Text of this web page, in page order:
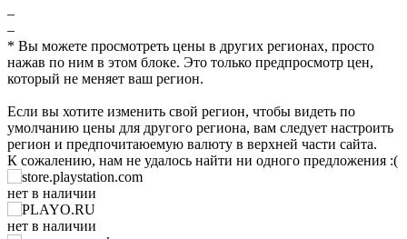
–
–
* Вы можете просмотреть цены в других регионах, просто
нажав по ним в этом блоке. Это только предпросмотр цен,
который не меняет ваш регион.
Если вы хотите изменить свой регион, чтобы видеть по
умолчанию цены для другого региона, вам следует настроить
регион и предпочитаюемую валюту в верхней части сайта.
К сожалению, нам не удалось найти ни одного предложения :(
нет в наличии
нет в наличии
6,500
7,000
7,500